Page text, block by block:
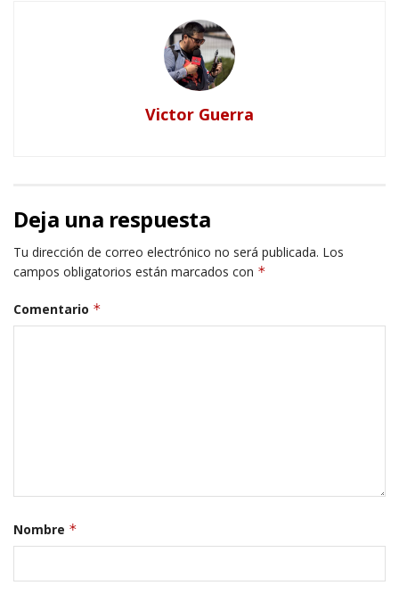
Victor Guerra
Deja una respuesta
Tu dirección de correo electrónico no será publicada. Los
campos obligatorios están marcados con *
Comentario *
Nombre *